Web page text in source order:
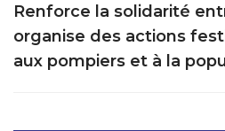
Renforce la solidarité
organise des actions
aux pompiers et à la